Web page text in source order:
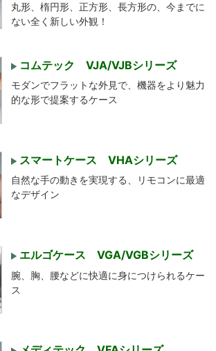
丸形、楕円形、正方形、長方形の、今までに
ない全く新しい外観！
コムテック VJA/VJBシリーズ
モダンでフラットな外見で、機器をより魅力
的な形で提案するケース
スマートケース VHAシリーズ
自然な手の動きを実現する、リモコンに最適
なデザイン
エルゴケース VGA/VGBシリーズ
腕、胸、腰などに快適に身につけられるケー
ス